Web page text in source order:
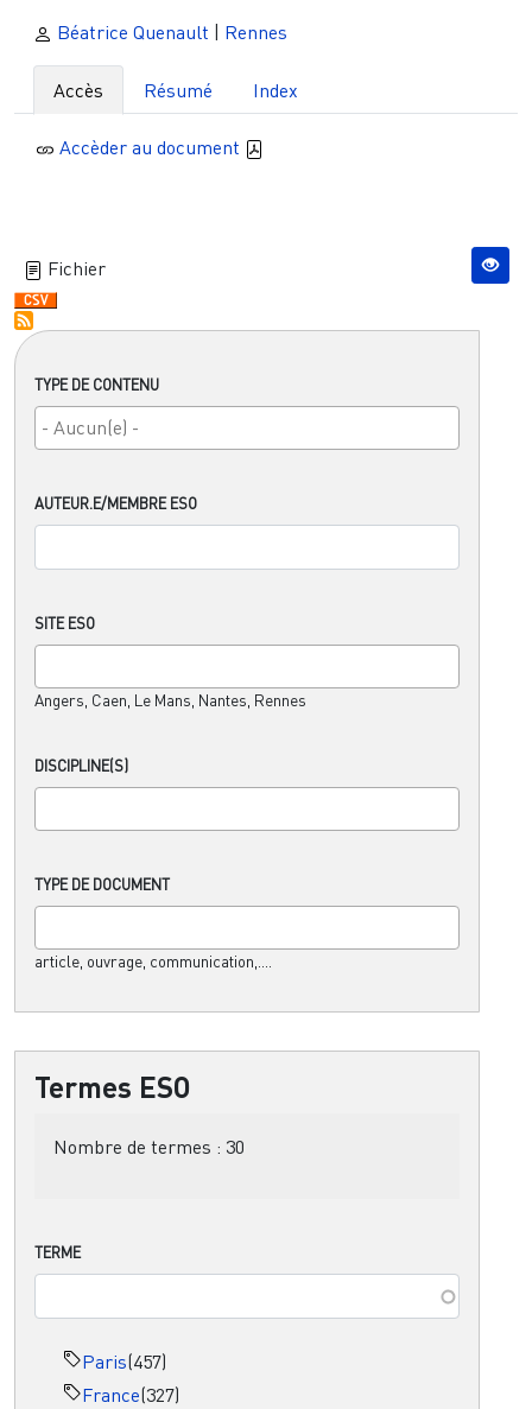
TYPE DE CONTENU
AUTEUR.E/MEMBRE ESO
SITE ESO
Angers, Caen, Le Mans, Nantes, Rennes
DISCIPLINE(S)
TYPE DE DOCUMENT
article, ouvrage, communication,....
Termes ESO
Nombre de termes : 30
TERME
Paris(457)
France(327)
Béatrice Quenault Rennes
Accès Résumé Index
Accèder au document
Fichier